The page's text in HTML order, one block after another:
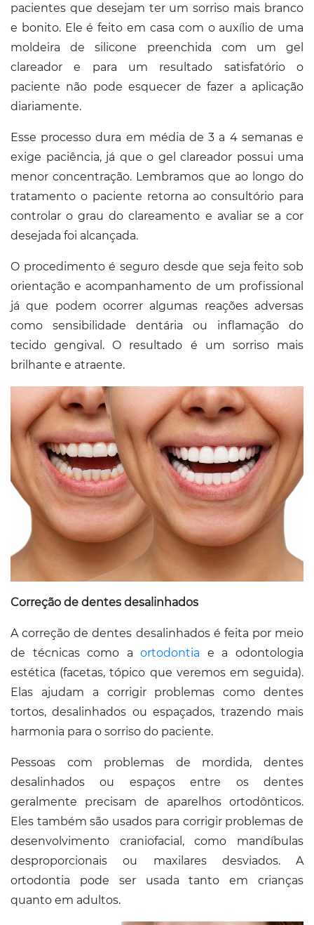
pacientes que desejam ter um sorriso mais branco
e bonito. Ele é feito em casa com o auxílio de uma
moldeira de silicone preenchida com um gel
clareador e para um resultado satisfatório o
paciente não pode esquecer de fazer a aplicação
diariamente.
Esse processo dura em média de 3 a 4 semanas e
exige paciência, já que o gel clareador possui uma
menor concentração. Lembramos que ao longo do
tratamento o paciente retorna ao consultório para
controlar o grau do clareamento e avaliar se a cor
desejada foi alcançada.
O procedimento é seguro desde que seja feito sob
orientação e acompanhamento de um profissional
já que podem ocorrer algumas reações adversas
como sensibilidade dentária ou inflamação do
tecido gengival. O resultado é um sorriso mais
brilhante e atraente.
Correção de dentes desalinhados
A correção de dentes desalinhados é feita por meio
de técnicas como aortodontia e a odontologia
estética (facetas, tópico que veremos em seguida).
Elas ajudam a corrigir problemas como dentes
tortos, desalinhados ou espaçados, trazendo mais
harmonia para o sorriso do paciente.
Pessoas com problemas de mordida, dentes
desalinhados ou espaços entre os dentes
geralmente precisam de aparelhos ortodônticos.
Eles também são usados para corrigir problemas de
desenvolvimento craniofacial, como mandíbulas
desproporcionais ou maxilares desviados. A
ortodontia pode ser usada tanto em crianças
quanto em adultos.